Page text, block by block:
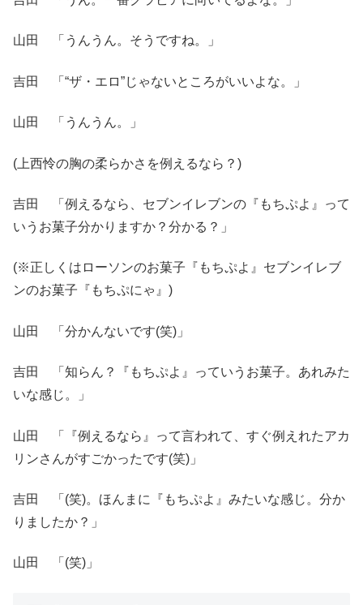
山田 「うんうん。そうですね。」
吉田 「“ザ・エロ”じゃないところがいいよな。」
山田 「うんうん。」
(上西怜の胸の柔らかさを例えるなら？)
吉田 「例えるなら、セブンイレブンの『もちぷよ』って
いうお菓子分かりますか？分かる？」
(※正しくはローソンのお菓子『もちぷよ』セブンイレブ
ンのお菓子『もちぷにゃ』)
山田 「分かんないです(笑)」
吉田 「知らん？『もちぷよ』っていうお菓子。あれみた
いな感じ。」
山田 「『例えるなら』って言われて、すぐ例えれたアカ
リンさんがすごかったです(笑)」
吉田 「(笑)。ほんまに『もちぷよ』みたいな感じ。分か
りましたか？」
山田 「(笑)」